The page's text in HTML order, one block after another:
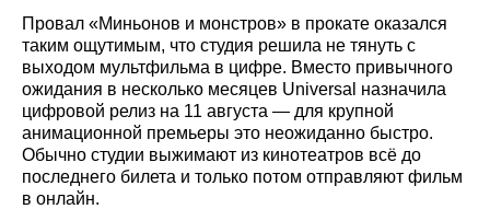
Провал «Миньонов и монстров» в прокате оказался
таким ощутимым, что студия решила не тянуть с
выходом мультфильма в цифре. Вместо привычного
ожидания в несколько месяцев Universal назначила
цифровой релиз на 11 августа — для крупной
анимационной премьеры это неожиданно быстро.
Обычно студии выжимают из кинотеатров всё до
последнего билета и только потом отправляют фильм
в онлайн.